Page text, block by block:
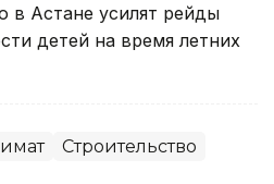
в Астане усилят рейды
детей на время летних
Строительство